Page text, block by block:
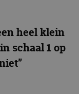
heel klein
schaal 1 op